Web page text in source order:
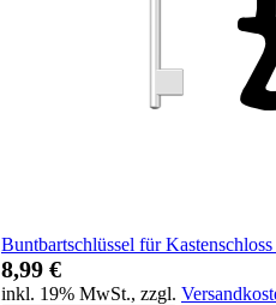
Buntbartschlüssel für Kastenschloss
8,99 €
inkl. 19% MwSt., zzgl.